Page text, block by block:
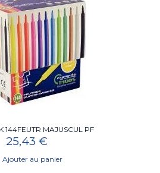
144FEUTR MAJUSCUL PF
25,43 €
Ajouter au panier